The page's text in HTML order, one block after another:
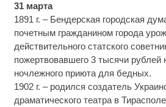
31 марта
1891 г. – Бендерская городская
почетным гражданином города
действительного статского
пожертвовавшего 3 тысячи рублей
ночлежного приюта для бедных.
1902 г. – родился создатель
драматического театра в